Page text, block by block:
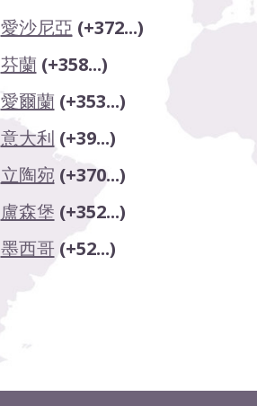
愛沙尼亞 (+372...)
芬蘭 (+358...)
愛爾蘭 (+353...)
意大利 (+39...)
立陶宛 (+370...)
盧森堡 (+352...)
墨西哥 (+52...)